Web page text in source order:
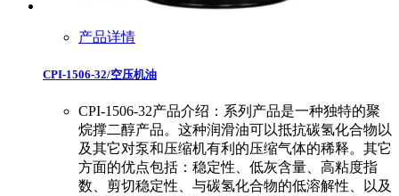
产品详情
CPI-1506-32/空压机油
CPI-1506-32产品介绍：系列产品是一种独特的聚
烷撑二醇产品。这种润滑油可以抵抗碳氢化合物以
及其它对泵和压缩机有利的压缩气体的稀释。其它
方面的优点包括：稳定性、低灰含量、高粘度指
数、剪切稳定性、与碳氢化合物的低溶解性、以及